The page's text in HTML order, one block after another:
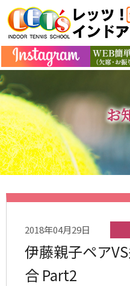
お
2018年04月29日
伊藤親子ペア
合 Part2